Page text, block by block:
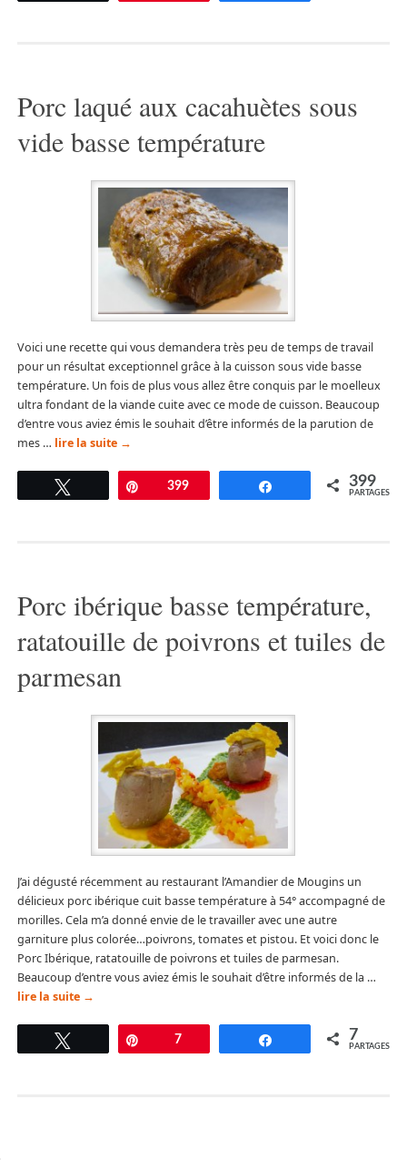
Porc laqué aux cacahuètes sous
vide basse température
Voici une recette qui vous demandera très peu de temps de travail
pour un résultat exceptionnel grâce à la cuisson sous vide basse
température. Un fois de plus vous allez être conquis par le moelleux
ultra fondant de la viande cuite avec ce mode de cuisson. Beaucoup
d’entre vous aviez émis le souhait d’être informés de la parution de
mes … lire la suite →
Tweetez Épingle
399 Partagez 399
PARTAGES
Porc ibérique basse température,
ratatouille de poivrons et tuiles de
parmesan
J’ai dégusté récemment au restaurant l’Amandier de Mougins un
délicieux porc ibérique cuit basse température à 54° accompagné de
morilles. Cela m’a donné envie de le travailler avec une autre
garniture plus colorée…poivrons, tomates et pistou. Et voici donc le
Porc Ibérique, ratatouille de poivrons et tuiles de parmesan.
Beaucoup d’entre vous aviez émis le souhait d’être informés de la …
lire la suite →
Tweetez Épingle
7 Partagez 7
PARTAGES